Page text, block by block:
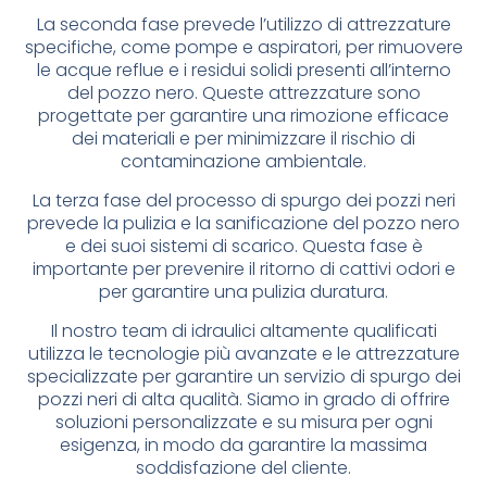
La seconda fase prevede l’utilizzo di attrezzature
specifiche, come pompe e aspiratori, per rimuovere
le acque reflue e i residui solidi presenti all’interno
del pozzo nero. Queste attrezzature sono
progettate per garantire una rimozione efficace
dei materiali e per minimizzare il rischio di
contaminazione ambientale.
La terza fase del processo di spurgo dei pozzi neri
prevede la pulizia e la sanificazione del pozzo nero
e dei suoi sistemi di scarico. Questa fase è
importante per prevenire il ritorno di cattivi odori e
per garantire una pulizia duratura.
Il nostro team di idraulici altamente qualificati
utilizza le tecnologie più avanzate e le attrezzature
specializzate per garantire un servizio di spurgo dei
pozzi neri di alta qualità. Siamo in grado di offrire
soluzioni personalizzate e su misura per ogni
esigenza, in modo da garantire la massima
soddisfazione del cliente.